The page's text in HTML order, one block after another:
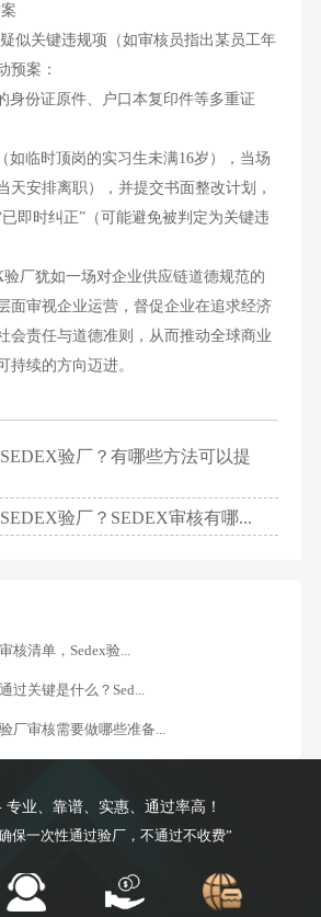
关键违规项（如审核员指出某员工年
预案：
份证原件、户口本复印件等多重证
临时顶岗的实习生未满16岁），当场
天安排离职），并提交书面整改计划，
即时纠正”（可能避免被判定为关键违
犹如一场对企业供应链道德规范的
面审视企业运营，督促企业在追求经济
会责任与道德准则，从而推动全球商业
持续的方向迈进。
验厂？有哪些方法可以提
验厂？SEDEX审核有哪...
核清单，Sedex验...
过关键是什么？Sed...
厂审核需要做哪些准备...
专业、靠谱、实惠、通过率高！
保一次性通过验厂，不通过不收费”